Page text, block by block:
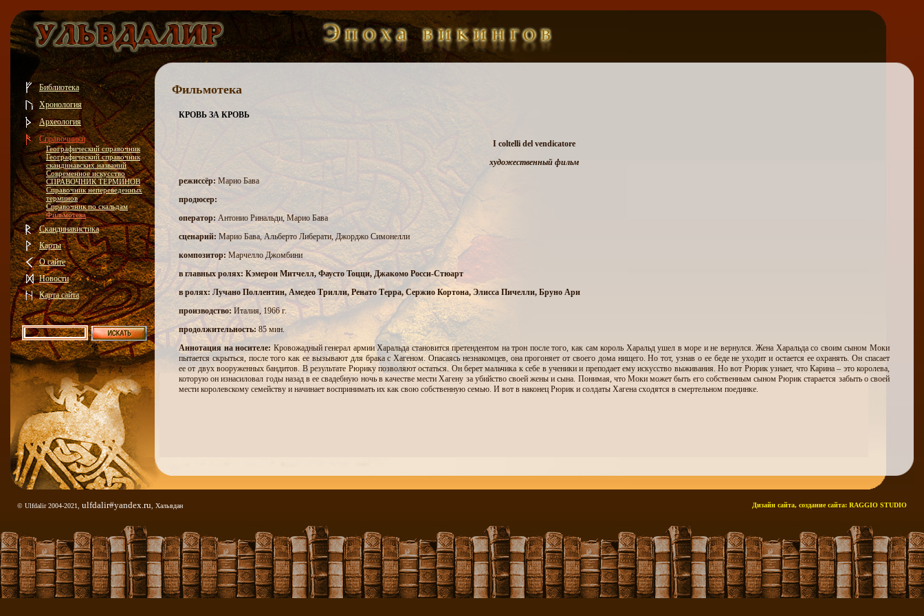
Библиотека
Хронология
Археология
Справочники
Географический справочник
Географический справочник
скандинавских названий
Современное искусство
СПРАВОЧНИК ТЕРМИНОВ
Справочник непереведенных
терминов
Справочник по скальдам
Фильмотека
Скандинавистика
Карты
О сайте
Новости
Карта сайта
© Ulfdalir 2004-2021, ulfdalir#yandex.ru , Хальвдан Дизайн сайта, создание сайта: RAGGIO STUDIO
Фильмотека
КРОВЬ ЗА КРОВЬ
I coltelli del vendicatore
художественный фильм
режиссёр: Марио Бава
продюсер:
оператор: Антонио Ринальди, Марио Бава
сценарий: Марио Бава, Альберто Либерати, Джорджо Симонелли
композитор: Марчелло Джомбини
в главных ролях: Кэмерон Митчелл, Фаусто Тоцци, Джакомо Росси-Стюарт
в ролях: Лучано Поллентин, Амедео Трилли, Ренато Терра, Сержио Кортона, Элисса Пичелли, Бруно Ари
производство: Италия, 1966 г.
продолжительность: 85 мин.
Аннотация на носителе: Кровожадный генерал армии Харальда становится претендентом на трон после того, как сам король Харальд ушел в море и не вернулся. Жена Харальда со своим сыном Моки
пытается скрыться, после того как ее вызывают для брака с Хагеном. Опасаясь незнакомцев, она прогоняет от своего дома нищего. Но тот, узнав о ее беде не уходит и остается ее охранять. Он спасает
ее от двух вооруженных бандитов. В результате Рюрику позволяют остаться. Он берет мальчика к себе в ученики и преподает ему искусство выживания. Но вот Рюрик узнает, что Карина – это королева,
которую он изнасиловал годы назад в ее свадебную ночь в качестве мести Хагену за убийство своей жены и сына. Понимая, что Моки может быть его собственным сыном Рюрик старается забыть о своей
мести королевскому семейству и начинает воспринимать их как свою собственную семью. И вот в наконец Рюрик и солдаты Хагена сходятся в смертельном поединке.